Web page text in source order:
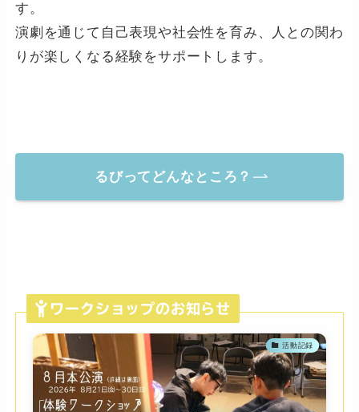
す。
演劇を通じて自己表現や社会性を育み、人との関わ
りが楽しくなる経験をサポートします。
るびってどんなところ？
ワークショップのお知らせ
活動記録